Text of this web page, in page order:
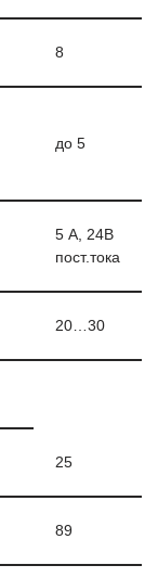
8
до 5
5 А, 24В
пост.тока
20…30
25
89